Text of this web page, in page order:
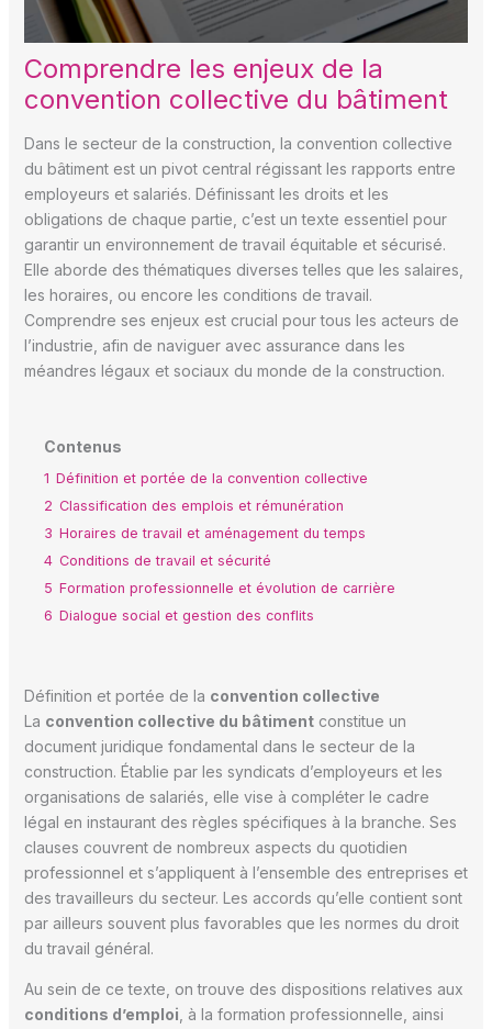
Comprendre les enjeux de la
convention collective du bâtiment
Dans le secteur de la construction, la convention collective
du bâtiment est un pivot central régissant les rapports entre
employeurs et salariés. Définissant les droits et les
obligations de chaque partie, c’est un texte essentiel pour
garantir un environnement de travail équitable et sécurisé.
Elle aborde des thématiques diverses telles que les salaires,
les horaires, ou encore les conditions de travail.
Comprendre ses enjeux est crucial pour tous les acteurs de
l’industrie, afin de naviguer avec assurance dans les
méandres légaux et sociaux du monde de la construction.
Contenus
1 Définition et portée de la convention collective
2 Classification des emplois et rémunération
3 Horaires de travail et aménagement du temps
4 Conditions de travail et sécurité
5 Formation professionnelle et évolution de carrière
6 Dialogue social et gestion des conflits
Définition et portée de la convention collective
La convention collective du bâtimentconstitue un
document juridique fondamental dans le secteur de la
construction. Établie par les syndicats d’employeurs et les
organisations de salariés, elle vise à compléter le cadre
légal en instaurant des règles spécifiques à la branche. Ses
clauses couvrent de nombreux aspects du quotidien
professionnel et s’appliquent à l’ensemble des entreprises et
des travailleurs du secteur. Les accords qu’elle contient sont
par ailleurs souvent plus favorables que les normes du droit
du travail général.
Au sein de ce texte, on trouve des dispositions relatives aux
conditions d’emploi , à la formation professionnelle, ainsi